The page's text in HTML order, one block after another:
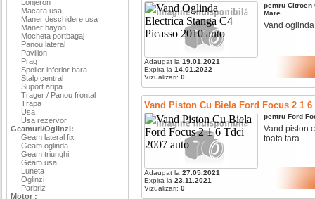
Lonjeron
Macara usa
Maner deschidere usa
Maner hayon
Mocheta portbagaj
Panou lateral
Pavilion
Prag
Spoiler inferior bara
Stalp central
Suport aripa
Trager / Panou frontal
Trapa
Usa
Usa rezervor
Geamuri/Oglinzi:
Geam lateral fix
Geam oglinda
Geam triunghi
Geam usa
Luneta
Oglinzi
Parbriz
Motor :
Adaugat la 19.01.2021
Expira la 14.01.2022
Vizualizari: 0
pentru Citroen
Mare
Vand
Vand Piston Cu Biela Ford Focus 2 1 6
Adaugat la 27.05.2021
Expira la 23.11.2021
Vizualizari: 0
pentru Ford
Vand piston
toata tara.